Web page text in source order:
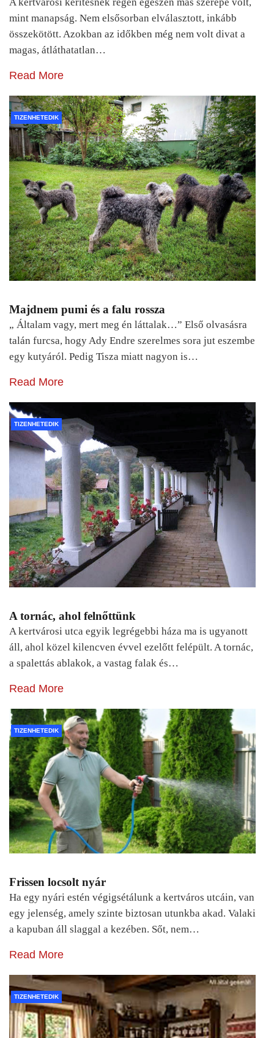
mint manapság. Nem elsősorban elválasztott, inkább
összekötött. Azokban az időkben még nem volt divat a
magas, átláthatatlan…
Read More
TIZENHETEDIK
Majdnem pumi és a falu rossza
„ Általam vagy, mert meg én láttalak…” Első olvasásra
talán furcsa, hogy Ady Endre szerelmes sora jut eszembe
egy kutyáról. Pedig Tisza miatt nagyon is…
Read More
TIZENHETEDIK
A tornác, ahol felnőttünk
A kertvárosi utca egyik legrégebbi háza ma is ugyanott
áll, ahol közel kilencven évvel ezelőtt felépült. A tornác,
a spalettás ablakok, a vastag falak és…
Read More
TIZENHETEDIK
Frissen locsolt nyár
Ha egy nyári estén végigsétálunk a kertváros utcáin, van
egy jelenség, amely szinte biztosan utunkba akad. Valaki
a kapuban áll slaggal a kezében. Sőt, nem…
Read More
TIZENHETEDIK